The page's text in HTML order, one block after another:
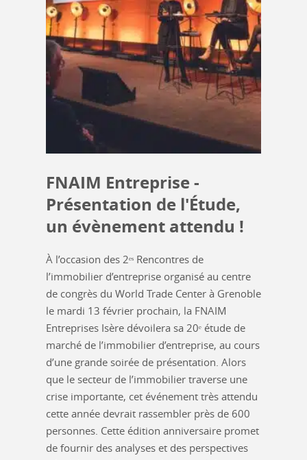
FNAIM Entreprise -
Présentation de l'Étude,
un évènement attendu !
À l’occasion des 2ᵉˢ Rencontres de
l’immobilier d’entreprise organisé au centre
de congrès du World Trade Center à Grenoble
le mardi 13 février prochain, la FNAIM
Entreprises Isère dévoilera sa 20ᵉ étude de
marché de l’immobilier d’entreprise, au cours
d’une grande soirée de présentation. Alors
que le secteur de l’immobilier traverse une
crise importante, cet événement très attendu
cette année devrait rassembler près de 600
personnes. Cette édition anniversaire promet
de fournir des analyses et des perspectives